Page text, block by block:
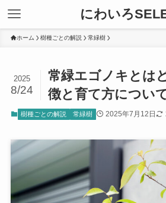
にわいろ
ホーム 樹種ごとの解説 常緑樹
常緑エゴノキとは
徴と育て方につい
2025
8/24
樹種ごとの解説 常緑樹 2025年7月12日